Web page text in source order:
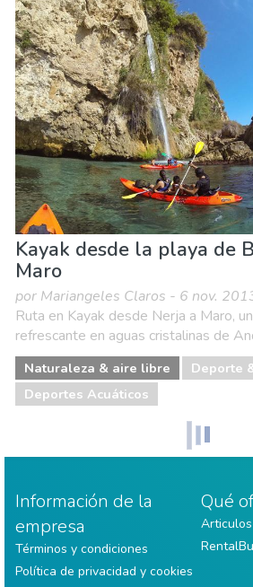
Kayak desde la playa de
Maro
por Mariangeles Claros - 6 nov.
Ruta en Kayak desde Nerja a Maro,
refrescante en aguas cristalinas de
Naturaleza & aire libre
Deporte
Deportes Acuáticos
Información de la
empresa
Términos y condiciones
Política de privacidad y cookies
Qué
Articulos